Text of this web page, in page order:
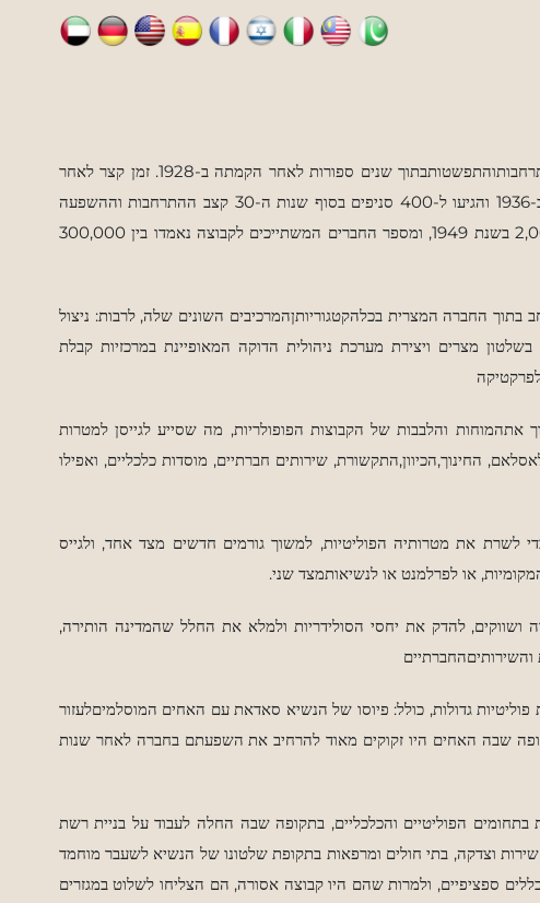
קבוצת האחים המוסלמים חותה עקומה פרוגרסיבית מהירה בהתרחבותוהתפשטותבתוך שנים ספורות לאחר הקמתה ב-1928. זמן קצר לאחר
וההשפעה
ל-2,000 בשנת 1949, ומספר החברים המשתייכים לקבוצה נאמדו בין 300,000
החברה המצרית בכלהקטגוריותןהמרכיבים השונים שלה, לרבות: ניצול
מצרים ויצירת מערכת ניהולית הדוקה המאופיינת במרכזיות קבלת
והלבבות של הקבוצות הפופולריות, מה שסייע לגייסן למטרות
החינוך,הכיוון,התקשורת, שירותים חברתיים, מוסדות כלכליים, ואפילו
לשרת את מטרותיה הפוליטיות, למשוך גורמים חדשים מצד אחד, ולגייס
או לפרלמנט או לנשיאותמצד שני.
ושווקים, להדק את יחסי הסולידריות ולמלא את החלל שהמדינה הותירה,
והשירותיםהחברתיים
גדולות, כולל: פיוסו של הנשיא סאדאת עם האחים המוסלמיםלעזור
שבה האחים היו זקוקים מאוד להרחיב את השפעתם בחברה לאחר שנות
הפוליטיים והכלכליים, בתקופה שבה החלה לעבוד על בניית רשת
וצדקה, בתי חולים ומרפאות בתקופת שלטונו של הנשיא לשעבר מוחמד
ספציפיים, ולמרות שהם היו קבוצה אסורה, הם הצליחו לשלוט במגזרים